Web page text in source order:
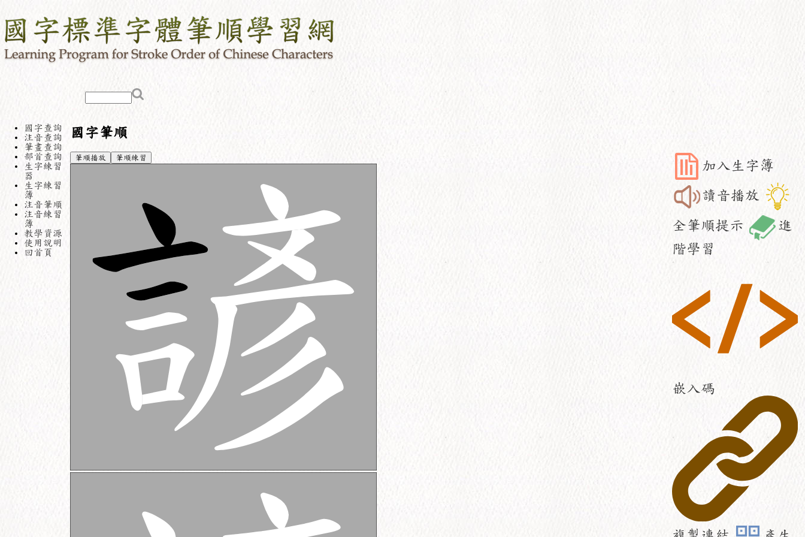
國字查詢
注音查詢
筆畫查詢
部首查詢
生字練習
器
生字練習
簿
注音筆順
注音練習
簿
教學資源
使用說明
回首頁
國字筆順
筆順播放 筆順練習
加入生字簿
讀音播放
全筆順提示
進
階學習
嵌入碼